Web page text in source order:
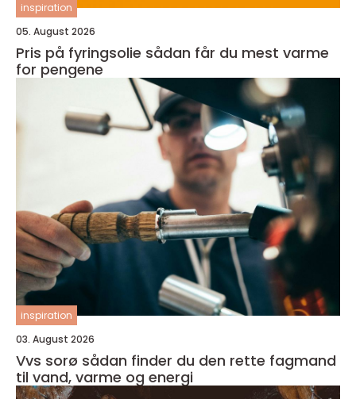
inspiration
05. August 2026
Pris på fyringsolie sådan får du mest varme
for pengene
inspiration
03. August 2026
Vvs sorø sådan finder du den rette fagmand
til vand, varme og energi